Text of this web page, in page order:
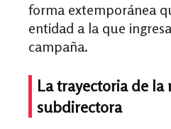
forma extemporánea
entidad a la que
campaña.
La trayectoria de la
subdirectora